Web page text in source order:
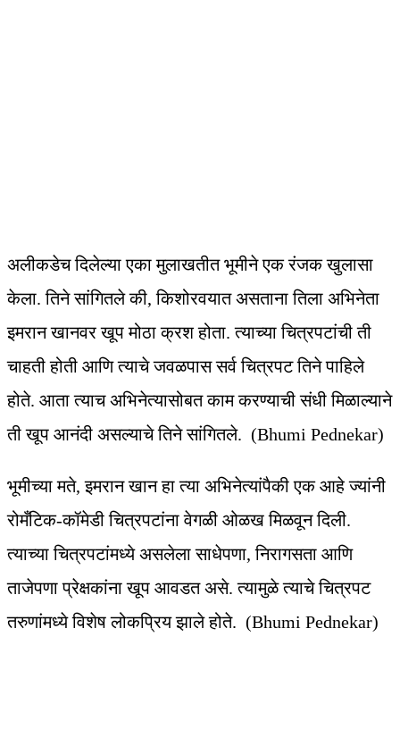
अलीकडेच दिलेल्या एका मुलाखतीत भूमीने एक रंजक खुलासा
केला. तिने सांगितले की, किशोरवयात असताना तिला अभिनेता
इमरान खानवर खूप मोठा क्रश होता. त्याच्या चित्रपटांची ती
चाहती होती आणि त्याचे जवळपास सर्व चित्रपट तिने पाहिले
होते. आता त्याच अभिनेत्यासोबत काम करण्याची संधी मिळाल्याने
ती खूप आनंदी असल्याचे तिने सांगितले. (Bhumi Pednekar)
भूमीच्या मते, इमरान खान हा त्या अभिनेत्यांपैकी एक आहे ज्यांनी
रोमँटिक-कॉमेडी चित्रपटांना वेगळी ओळख मिळवून दिली.
त्याच्या चित्रपटांमध्ये असलेला साधेपणा, निरागसता आणि
ताजेपणा प्रेक्षकांना खूप आवडत असे. त्यामुळे त्याचे चित्रपट
तरुणांमध्ये विशेष लोकप्रिय झाले होते. (Bhumi Pednekar)